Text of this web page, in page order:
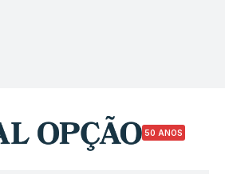
50 ANOS